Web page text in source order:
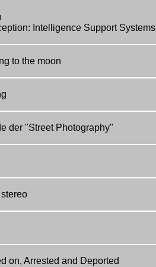
Intelligence Support Systems
to the moon
der "Street Photography"
on, Arrested and Deported